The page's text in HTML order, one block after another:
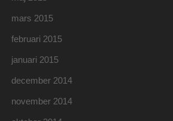
mars 2015
februari 2015
januari 2015
december 2014
november 2014